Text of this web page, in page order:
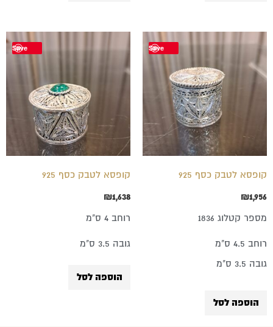
Save
קופסא לטבק כסף 925
₪1,956
מספר קטלוג 1836
רוחב 4.5 ס"מ
גובה 3.5 ס"מ
הוספה לסל
Save
קופסא לטבק כסף 925
₪1,638
רוחב 4 ס"מ
גובה 3.5 ס"מ
הוספה לסל